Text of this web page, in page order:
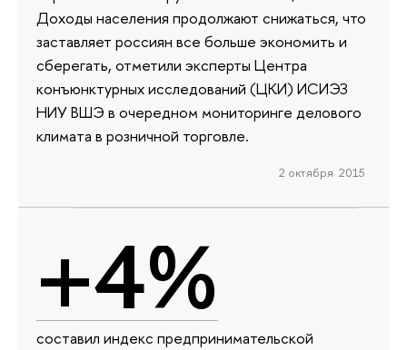
Доходы населения продолжают снижаться, что
заставляет россиян все больше экономить и
сберегать, отметили эксперты Центра
конъюнктурных исследований (ЦКИ) ИСИЭЗ
НИУ ВШЭ в очередном мониторинге делового
климата в розничной торговле.
2 октября 2015
+4%
составил индекс предпринимательской